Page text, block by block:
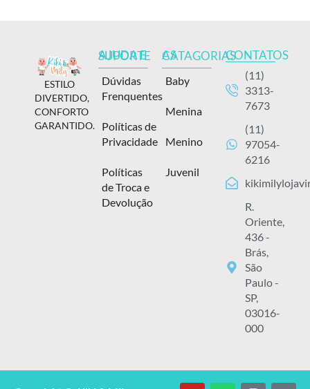
ESTILO
DIVERTIDO,
CONFORTO
GARANTIDO.
AJUDA E SUPORTE
Dúvidas
Frenquentes
Políticas de
Privacidade
Políticas
de Troca e
Devolução
AS CATAGORIAS
Baby
Menina
Menino
Juvenil
CONTATOS
(11)
3313-
7673
(11)
97054-
6216
R.
Oriente,
436 -
Brás,
São
Paulo -
SP,
03016-
000